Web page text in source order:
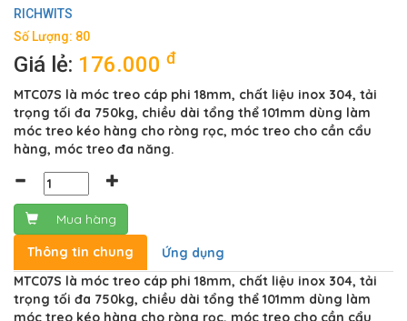
RICHWITS
Số Lượng: 80
Giá lẻ: 176.000 đ
MTC07S là móc treo cáp phi 18mm, chất liệu inox 304, tải
trọng tối đa 750kg, chiều dài tổng thể 101mm dùng làm
móc treo kéo hàng cho ròng rọc, móc treo cho cần cẩu
hàng, móc treo đa năng.
Mua hàng
Thông tin chung
Ứng dụng
MTC07S là móc treo cáp phi 18mm, chất liệu inox 304, tải
trọng tối đa 750kg, chiều dài tổng thể 101mm dùng làm
móc treo kéo hàng cho ròng rọc, móc treo cho cần cẩu